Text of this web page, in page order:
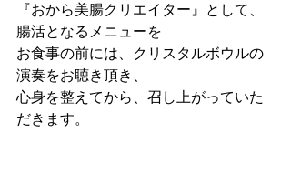
『おから美腸クリエイター』として、
腸活となるメニューを
お食事の前には、クリスタルボウルの
演奏をお聴き頂き、
心身を整えてから、召し上がっていた
だきます。